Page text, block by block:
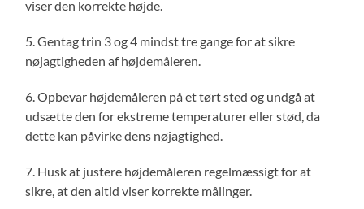
viser den korrekte højde.
5. Gentag trin 3 og 4 mindst tre gange for at sikre
nøjagtigheden af højdemåleren.
6. Opbevar højdemåleren på et tørt sted og undgå at
udsætte den for ekstreme temperaturer eller stød, da
dette kan påvirke dens nøjagtighed.
7. Husk at justere højdemåleren regelmæssigt for at
sikre, at den altid viser korrekte målinger.